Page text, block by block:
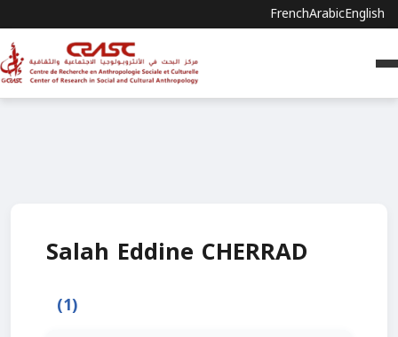
FrenchArabicEnglish
Salah Eddine CHERRAD
(1)